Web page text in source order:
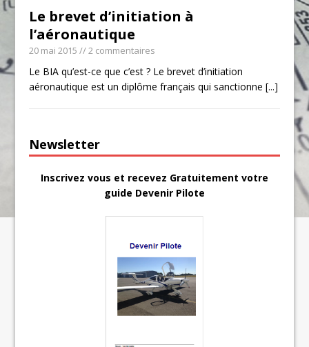
Le brevet d’initiation à
l’aéronautique
20 mai 2015 // 2 commentaires
Le BIA qu’est-ce que c’est ? Le brevet d’initiation
aéronautique est un diplôme français qui sanctionne[...]
Newsletter
Inscrivez vous et recevez Gratuitement votre
guide Devenir Pilote